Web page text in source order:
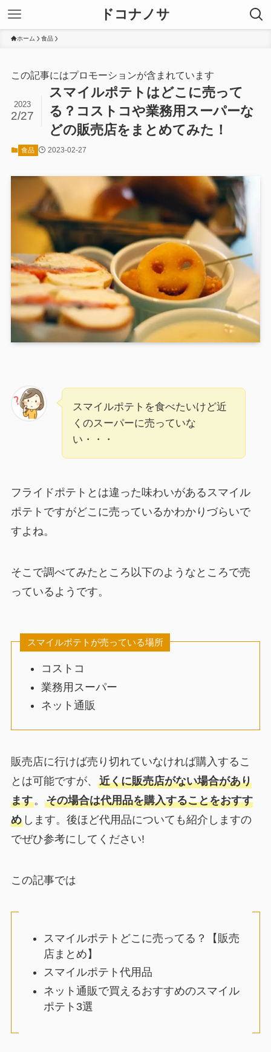
ドコナノサ
ホーム 食品
この記事にはプロモーションが含まれています
スマイルポテトはどこに売って
る？コストコや業務用スーパーな
どの販売店をまとめてみた！
2023
2/27
食品 2023-02-27
スマイルポテトを食べたいけど近
くのスーパーに売っていな
い・・・
フライドポテトとは違った味わいがあるスマイル
ポテトですがどこに売っているかわかりづらいで
すよね。
そこで調べてみたところ以下のようなところで売
っているようです。
スマイルポテトが売っている場所
コストコ
業務用スーパー
ネット通販
販売店に行けば売り切れていなければ購入するこ
とは可能ですが、 近くに販売店がない場合があり
ます。 その場合は代用品を購入することをおすす
めします。後ほど代用品についても紹介しますの
でぜひ参考にしてください!
この記事では
スマイルポテトどこに売ってる？【販売
店まとめ】
スマイルポテト代用品
ネット通販で買えるおすすめのスマイル
ポテト3選